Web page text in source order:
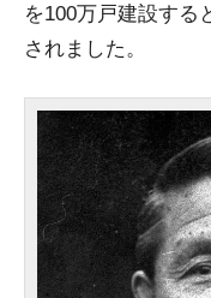
を100万戸建設する
されました。